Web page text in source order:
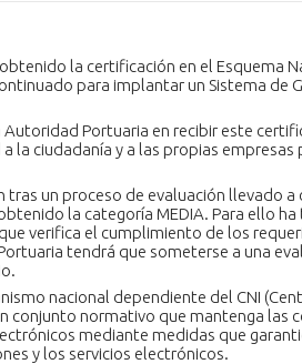
la certificación en el Esquema
para implantar un Sistema de
Portuaria en recibir este
la ciudadanía y a las propias empresas
tras un proceso de evaluación llevado
la categoría MEDIA. Para ello
verifica el cumplimiento de los
tendrá que someterse a una
nacional dependiente del CNI
conjunto normativo que mantenga las
mediante medidas que
y los servicios electrónicos.